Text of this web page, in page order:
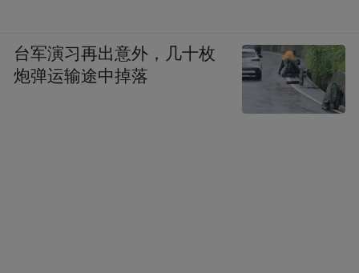
台军演习再出意外，几十枚
炮弹运输途中掉落